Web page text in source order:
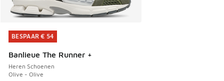
BESPAAR € 54
Banlieue The Runner +
Heren Schoenen
Olive - Olive
BESPAAR € 54